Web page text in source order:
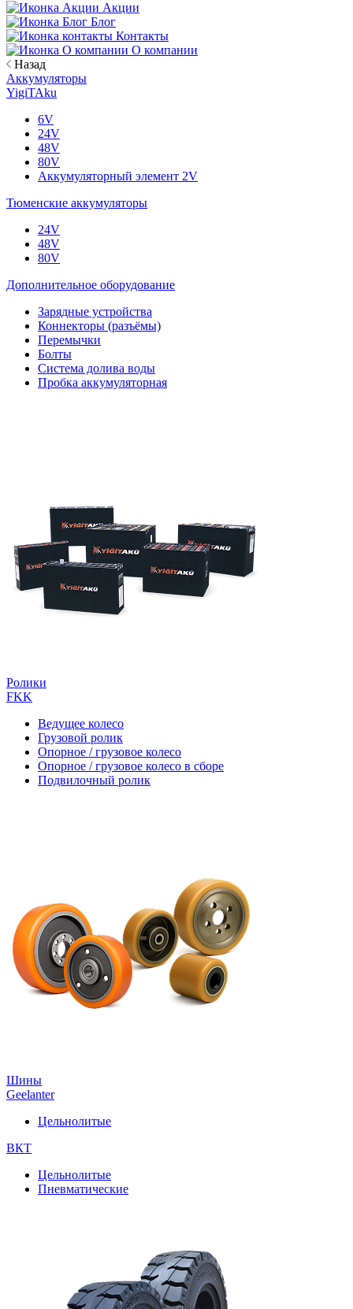
Акции
Блог
Контакты
О компании
Назад
Аккумуляторы
YigiTAku
6V
24V
48V
80V
Аккумуляторный элемент 2V
Тюменские аккумуляторы
24V
48V
80V
Дополнительное оборудование
Зарядные устройства
Коннекторы (разъёмы)
Перемычки
Болты
Система долива воды
Пробка аккумуляторная
Ролики
FKK
Ведущее колесо
Грузовой ролик
Опорное / грузовое колесо
Опорное / грузовое колесо в сборе
Подвилочный ролик
Шины
Geelanter
Цельнолитые
ВКТ
Цельнолитые
Пневматические